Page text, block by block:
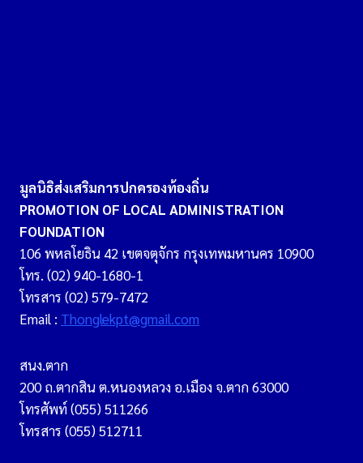
มูลนิธิส่งเสริมการปกครองท้องถิ่น
PROMOTION OF LOCAL ADMINISTRATION
FOUNDATION
106 พหลโยธิน 42 เขตจตุจักร กรุงเทพมหานคร 10900
โทร. (02) 940-1680-1
โทรสาร (02) 579-7472
Email : Thonglekpt@gmail.com
สนง.ตาก
200 ถ.ตากสิน ต.หนองหลวง อ.เมือง จ.ตาก 63000
โทรศัพท์ (055) 511266
โทรสาร (055) 512711